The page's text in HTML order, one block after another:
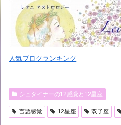
人気ブログランキング
シュタイナーの12感覚と12星座
言語感覚 12星座 双子座